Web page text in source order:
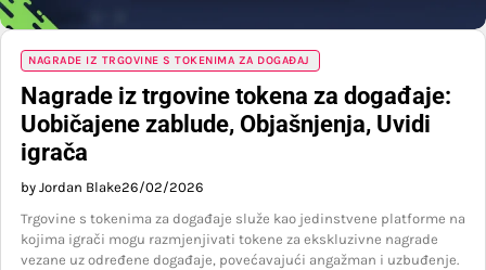
NAGRADE IZ TRGOVINE S TOKENIMA ZA DOGAĐAJ
Nagrade iz trgovine tokena za događaje:
Uobičajene zablude, Objašnjenja, Uvidi
igrača
by Jordan Blake26/02/2026
Trgovine s tokenima za događaje služe kao jedinstvene platforme na
kojima igrači mogu razmjenjivati tokene za ekskluzivne nagrade
vezane uz određene događaje, povećavajući angažman i uzbuđenje.